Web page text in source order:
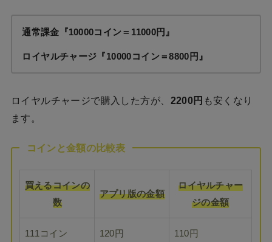
通常課金『10000コイン＝11000円』
ロイヤルチャージ『10000コイン＝8800円』
ロイヤルチャージで購入した方が、 2200円 も安くなり
ます。
コインと金額の比較表
買えるコインの
数
アプリ版の金額
ロイヤルチャー
ジの金額
111コイン 120円 110円